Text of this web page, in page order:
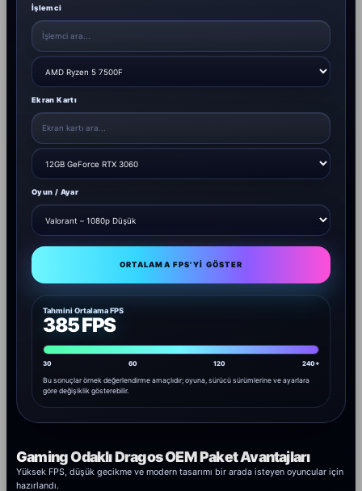
İşlemci
Ekran Kartı
Oyun / Ayar
ORTALAMA FPS'YI GÖSTER
Tahmini Ortalama FPS
385 FPS
30 60 120 240+
Bu sonuçlar örnek değerlendirme amaçlıdır; oyuna, sürücü sürümlerine ve ayarlara
göre değişiklik gösterebilir.
Gaming Odaklı Dragos OEM Paket Avantajları
Yüksek FPS, düşük gecikme ve modern tasarımı bir arada isteyen oyuncular için
hazırlandı.